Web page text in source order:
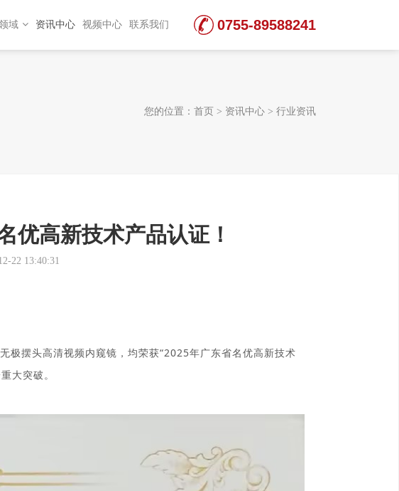
域 资讯中心 视频中心 联系我们 0755-89588241
您的位置： 首页 > 资讯中心 > 行业资讯
优高新技术产品认证！
22 13:40:31
极摆头高清视频内窥镜，均荣获“2025年广东省名优高新技术
大突破。